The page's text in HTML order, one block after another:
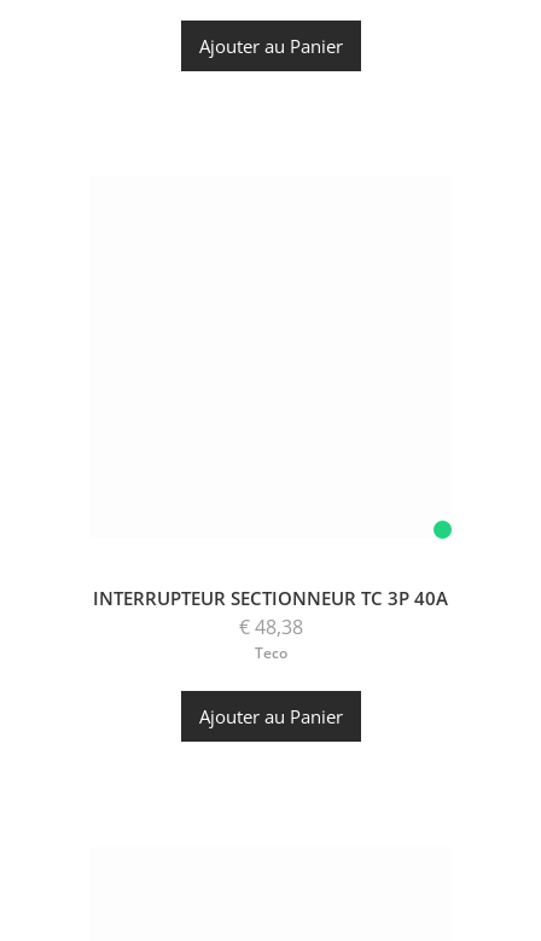
Ajouter au Panier
INTERRUPTEUR SECTIONNEUR TC 3P 40A
€ 48,38
Teco
Ajouter au Panier